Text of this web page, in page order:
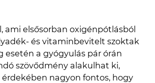
ami elsősorban oxigénpótlásból
és vitaminbevitelt szoktak
esetén a gyógyulás pár órán
szövődmény alakulhat ki,
nagyon fontos, hogy